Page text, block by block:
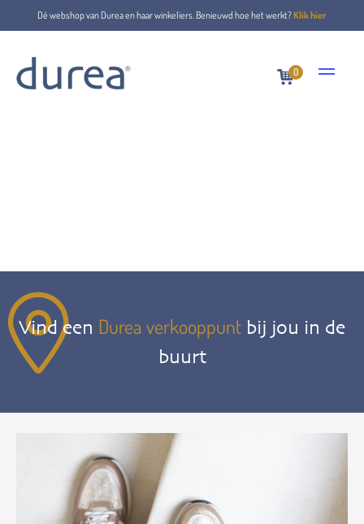
Dé webshop van Durea en haar winkeliers. Benieuwd hoe het werkt?Klik hier
0
Vind een Durea verkooppunt bij jou in de
buurt